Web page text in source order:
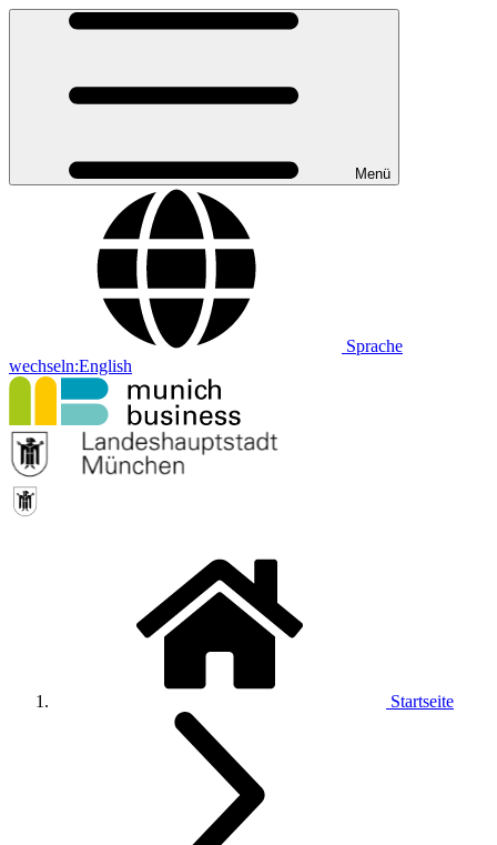
Menü
Sprache
wechseln:English
Startseite